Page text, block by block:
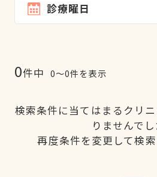
診療曜日
0件中 0〜0件を表示
検索条件に当てはまるクリ
りませんでし
再度条件を変更して検索